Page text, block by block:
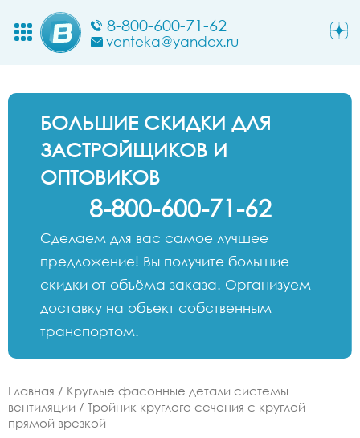
8-800-600-71-62
venteka@yandex.ru
БОЛЬШИЕ СКИДКИ ДЛЯ
ЗАСТРОЙЩИКОВ И
ОПТОВИКОВ
8-800-600-71-62
Сделаем для вас самое лучшее
предложение! Вы получите большие
скидки от объёма заказа. Организуем
доставку на объект собственным
транспортом.
Главная / Круглые фасонные детали системы
вентиляции / Тройник круглого сечения с круглой
прямой врезкой